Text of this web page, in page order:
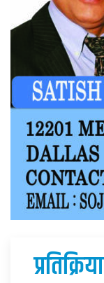
प्रतिक्रिया